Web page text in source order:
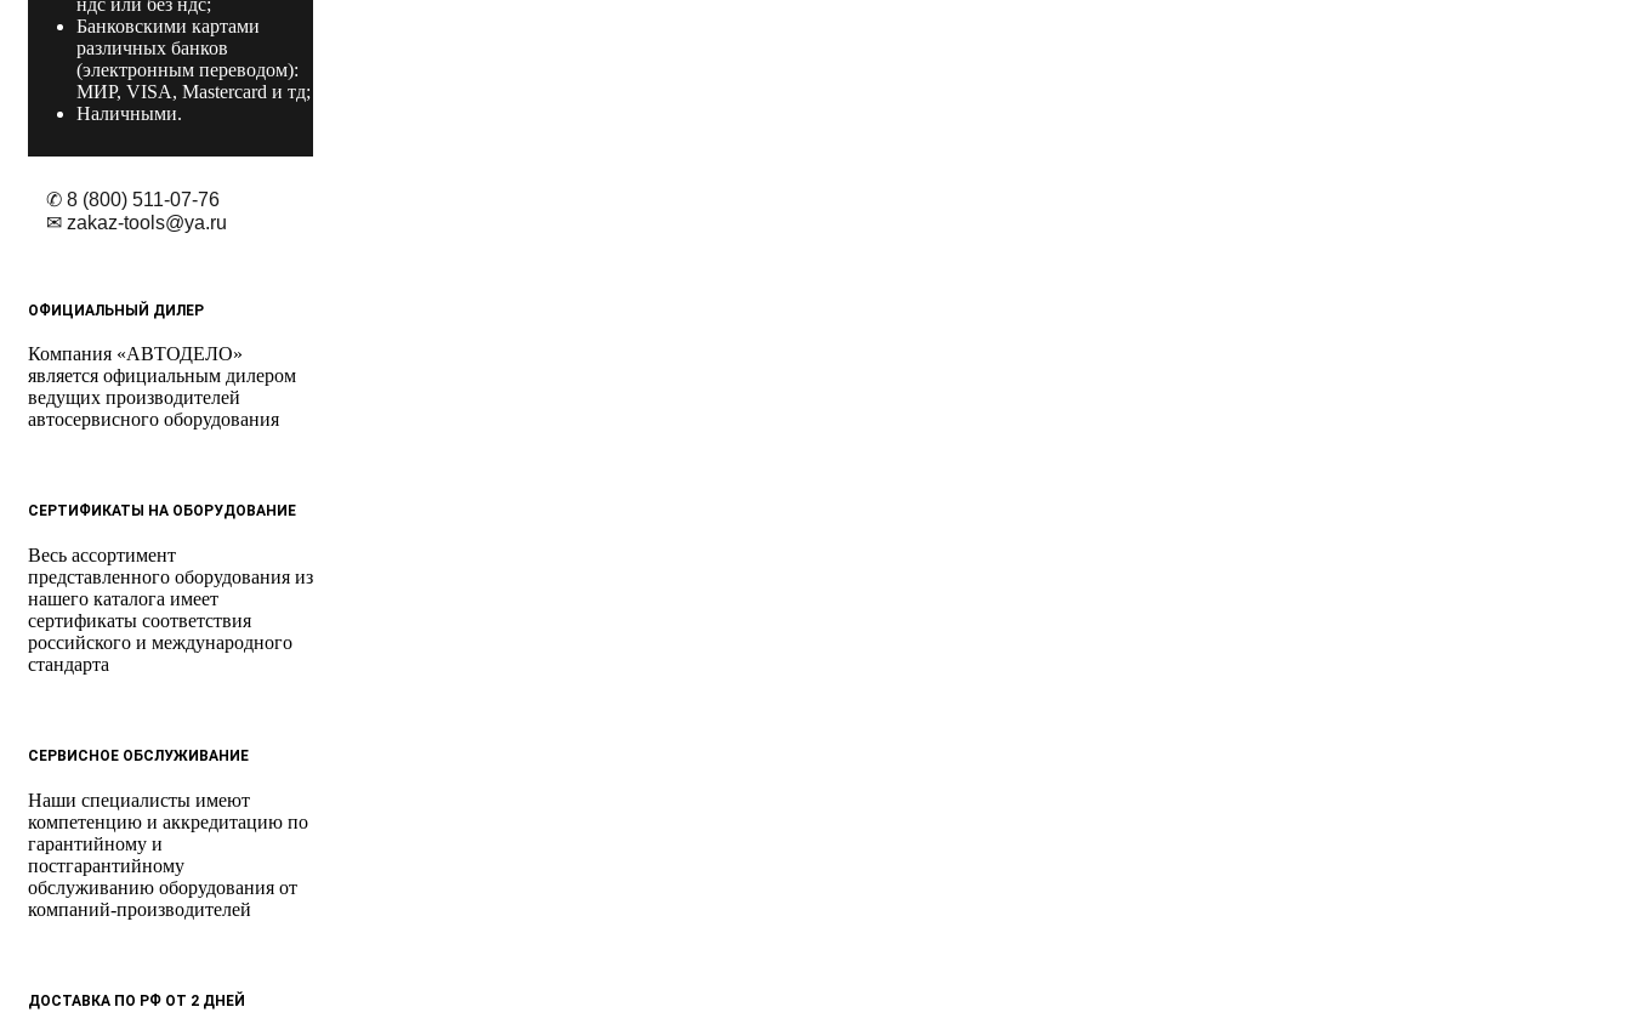
Банковскими картами
различных банков
(электронным переводом):
МИР, VISA, Mastercard и тд;
Наличными.
✆ 8 (800) 511-07-76
✉ zakaz-tools@ya.ru
ОФИЦИАЛЬНЫЙ ДИЛЕР
Компания «АВТОДЕЛО»
является официальным дилером
ведущих производителей
автосервисного оборудования
СЕРТИФИКАТЫ НА ОБОРУДОВАНИЕ
Весь ассортимент
представленного оборудования из
нашего каталога имеет
сертификаты соответствия
российского и международного
стандарта
СЕРВИСНОЕ ОБСЛУЖИВАНИЕ
Наши специалисты имеют
компетенцию и аккредитацию по
гарантийному и
постгарантийному
обслуживанию оборудования от
компаний-производителей
ДОСТАВКА ПО РФ ОТ 2 ДНЕЙ